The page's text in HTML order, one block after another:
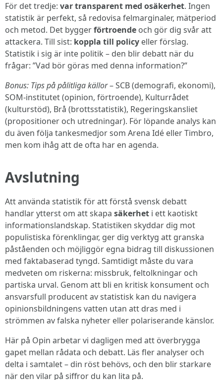
För det tredje: var transparent med osäkerhet. Ingen
statistik är perfekt, så redovisa felmarginaler, mätperiod
och metod. Det byggerförtroende och gör dig svår att
attackera. Till sist: koppla till policy eller förslag.
Statistik i sig är inte politik – den blir debatt när du
frågar: ”Vad bör göras med denna information?”
Bonus: Tips på pålitliga källor– SCB (demografi, ekonomi),
SOM-institutet (opinion, förtroende), Kulturrådet
(kulturstöd), Brå (brottsstatistik), Regeringskansliet
(propositioner och utredningar). För löpande analys kan
du även följa tankesmedjor som Arena Idé eller Timbro,
men kom ihåg att de ofta har en agenda.
Avslutning
Att använda statistik för att förstå svensk debatt
handlar ytterst om att skapa säkerhet i ett kaotiskt
informationslandskap. Statistiken skyddar dig mot
populistiska förenklingar, ger dig verktyg att granska
påståenden och möjliggör egna bidrag till diskussionen
med faktabaserad tyngd. Samtidigt måste du vara
medveten om riskerna: missbruk, feltolkningar och
partiska urval. Genom att bli en kritisk konsument och
ansvarsfull producent av statistisk kan du navigera
opinionsbildningens vatten utan att dras med i
strömmen av falska nyheter eller polariserande känslor.
Här på Opin arbetar vi dagligen med att överbrygga
gapet mellan rådata och debatt. Läs fler analyser och
delta i samtalet – din röst behövs, och den blir starkare
när den vilar på siffror du kan lita på.